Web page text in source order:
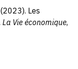
Les
La Vie économique,